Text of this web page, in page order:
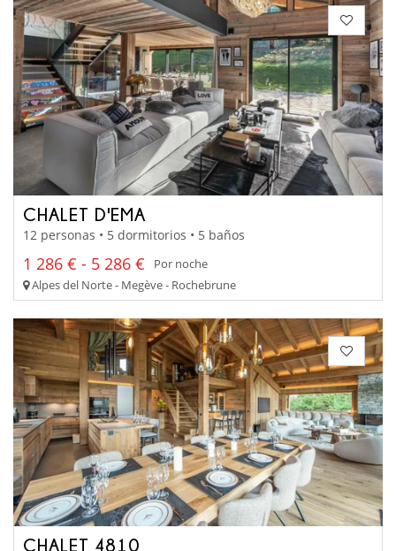
CHALET D'EMA
12 personas • 5 dormitorios • 5 baños
1 286 € - 5 286 €
Por noche
Alpes del Norte - Megève - Rochebrune
CHALET 4810